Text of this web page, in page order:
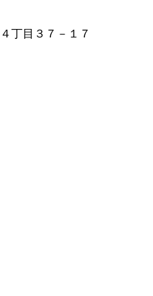
丁目３７－１７